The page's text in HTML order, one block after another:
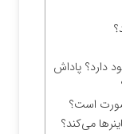
دارد؟ پاداش
است؟
می‌کند؟